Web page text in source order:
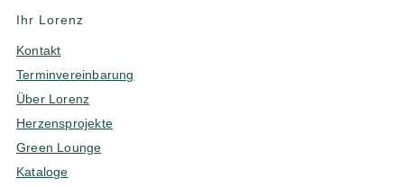
Ihr Lorenz
Kontakt
Terminvereinbarung
Über Lorenz
Herzensprojekte
Green Lounge
Kataloge